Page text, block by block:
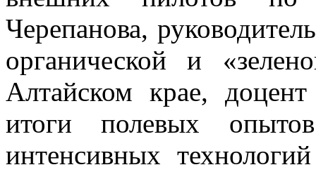
Черепанова,
органической и
Алтайском крае,
итоги полевых
интенсивных